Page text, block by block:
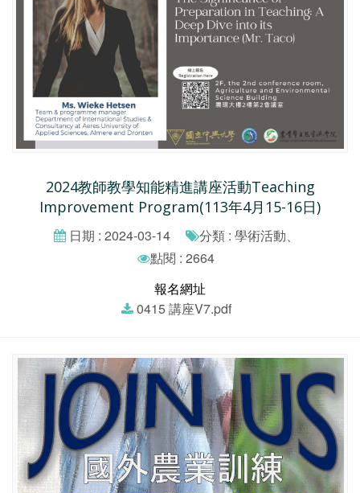
2024教師教學知能精進講座活動Teaching
Improvement Program(113年4月15-16日)
日期 : 2024-03-14
分類 : 學術活動、
點閱 : 2664
報名網址
0415 講座V7.pdf